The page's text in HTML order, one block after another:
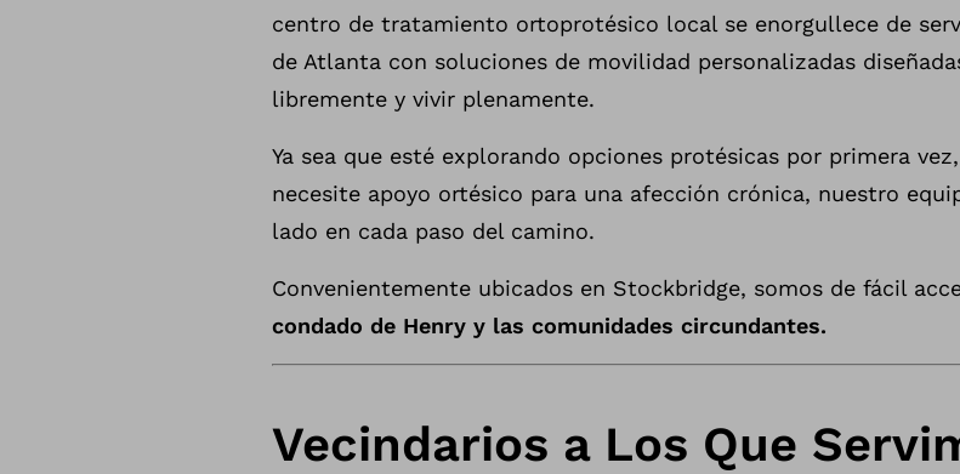
centro de tratamiento ortoprotésico local se enorgullece de
de Atlanta con soluciones de movilidad personalizadas
libremente y vivir plenamente.
Ya sea que esté explorando opciones protésicas por primera
necesite apoyo ortésico para una afección crónica, nuestro
lado en cada paso del camino.
Convenientemente ubicados en Stockbridge, somos de fácil
condado de Henry y las comunidades circundantes.
Vecindarios a Los Que